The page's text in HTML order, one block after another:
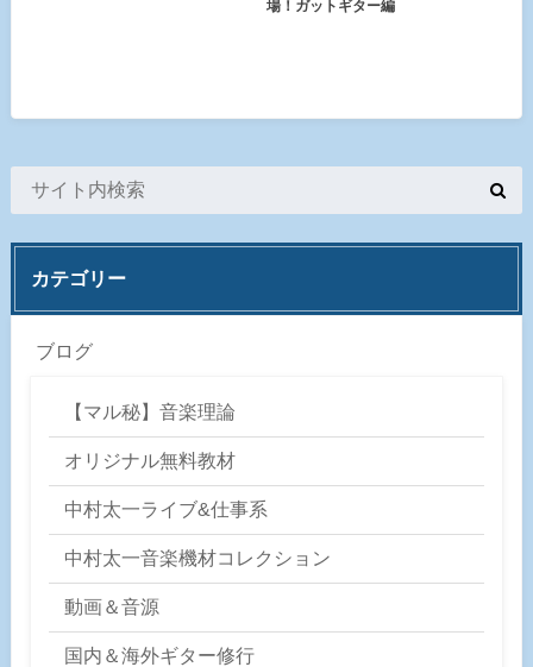
場！ガットギター編
カテゴリー
ブログ
【マル秘】音楽理論
オリジナル無料教材
中村太一ライブ&仕事系
中村太一音楽機材コレクション
動画＆音源
国内＆海外ギター修行